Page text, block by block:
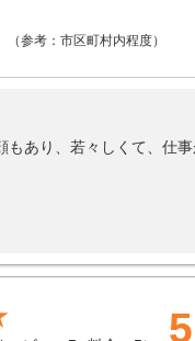
参考：市区町村内程度）
もあり、若々しくて、仕
5